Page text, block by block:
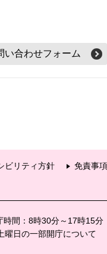
ビリティ方針 免責事項
時間：8時30分～17時15分
曜日の一部開庁について